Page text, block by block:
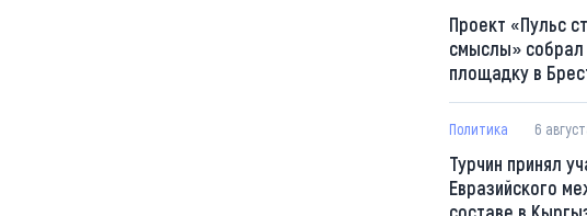
Проект «Пульс
смыслы»
площадку в
Политика 6
Турчин принял
Евразийского